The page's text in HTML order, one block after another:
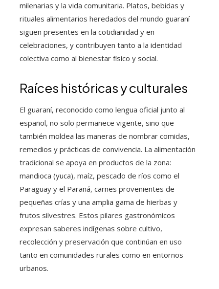
milenarias y la vida comunitaria. Platos, bebidas y
rituales alimentarios heredados del mundo guaraní
siguen presentes en la cotidianidad y en
celebraciones, y contribuyen tanto a la identidad
colectiva como al bienestar físico y social.
Raíces históricas y culturales
El guaraní, reconocido como lengua oficial junto al
español, no solo permanece vigente, sino que
también moldea las maneras de nombrar comidas,
remedios y prácticas de convivencia. La alimentación
tradicional se apoya en productos de la zona:
mandioca (yuca), maíz, pescado de ríos como el
Paraguay y el Paraná, carnes provenientes de
pequeñas crías y una amplia gama de hierbas y
frutos silvestres. Estos pilares gastronómicos
expresan saberes indígenas sobre cultivo,
recolección y preservación que continúan en uso
tanto en comunidades rurales como en entornos
urbanos.